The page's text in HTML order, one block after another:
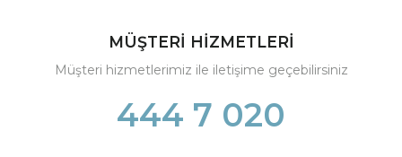
MÜŞTERİ HİZMETLERİ
Müşteri hizmetlerimiz ile iletişime geçebilirsiniz
444 7 020